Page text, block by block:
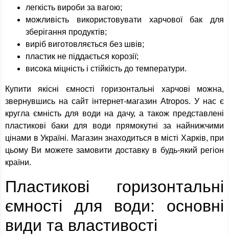
легкість вироби за вагою;
можливість використовувати харчової бак для
зберігання продуктів;
виріб виготовляється без швів;
пластик не піддається корозії;
висока міцність і стійкість до температури.
Купити якісні ємності горизонтальні харчові можна,
звернувшись на сайт інтернет-магазин Atropos. У нас є
кругла ємність для води на дачу, а також представлені
пластикові баки для води прямокутні за найнижчими
цінами в Україні. Магазин знаходиться в місті Харків, при
цьому Ви можете замовити доставку в будь-який регіон
країни.
Пластикові горизонтальні
ємності для води: основні
види та властивості